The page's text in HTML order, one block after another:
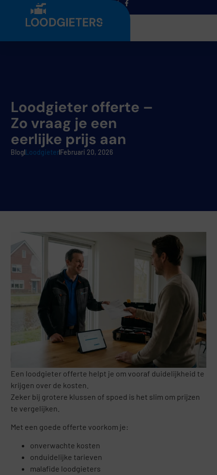
Menu
Loodgieter offerte –
Zo vraag je een
eerlijke prijs aan
BlogLoodgieterFebruari 20, 2026
Een loodgieter offerte helpt je om vooraf duidelijkheid te
krijgen over de kosten.
Zeker bij grotere klussen of spoed is het slim om prijzen
te vergelijken.
Met een goede offerte voorkom je:
onverwachte kosten
onduidelijke tarieven
malafide loodgieters